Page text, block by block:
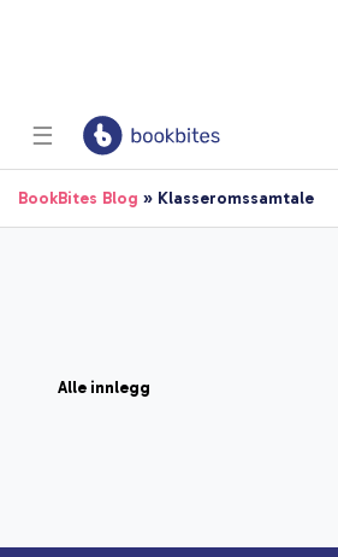
☰
BookBites Blog » Klasseromssamtale
Alle innlegg